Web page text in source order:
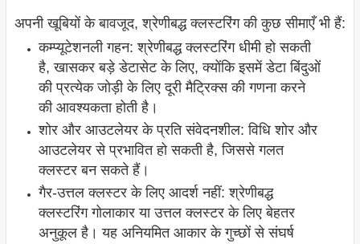
अपनी खूबियों के बावजूद, श्रेणीबद्ध क्लस्टरिंग की कुछ सीमाएँ भी हैं:
कम्प्यूटेशनली गहन: श्रेणीबद्ध क्लस्टरिंग धीमी हो सकती
है, खासकर बड़े डेटासेट के लिए, क्योंकि इसमें डेटा बिंदुओं
की प्रत्येक जोड़ी के लिए दूरी मैट्रिक्स की गणना करने
की आवश्यकता होती है।
शोर और आउटलेयर के प्रति संवेदनशील: विधि शोर और
आउटलेयर से प्रभावित हो सकती है, जिससे गलत
क्लस्टर बन सकते हैं।
गैर-उत्तल क्लस्टर के लिए आदर्श नहीं: श्रेणीबद्ध
क्लस्टरिंग गोलाकार या उत्तल क्लस्टर के लिए बेहतर
अनुकूल है। यह अनियमित आकार के गुच्छों से संघर्ष